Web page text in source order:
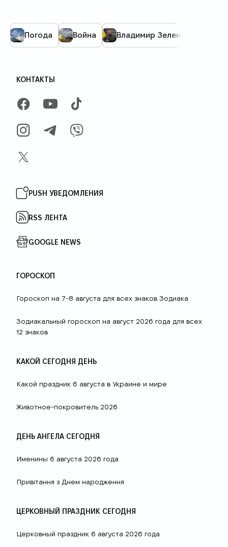
Погода Война Владимир Зеленский
КОНТАКТЫ
FACEBOOK
YOUTUBE
TIKTOK
INSTAGRAM
TELEGRAM
VIBER
X
PUSH УВЕДОМЛЕНИЯ
RSS ЛЕНТА
GOOGLE NEWS
ГОРОСКОП
Гороскоп на 7-8 августа для всех знаков Зодиака
Зодиакальный гороскоп на август 2026 года для всех
12 знаков
КАКОЙ СЕГОДНЯ ДЕНЬ
Какой праздник 6 августа в Украине и мире
Животное-покровитель 2026
ДЕНЬ АНГЕЛА СЕГОДНЯ
Именины 6 августа 2026 года
Привітання з Днем народження
ЦЕРКОВНЫЙ ПРАЗДНИК СЕГОДНЯ
Церковный праздник 6 августа 2026 года